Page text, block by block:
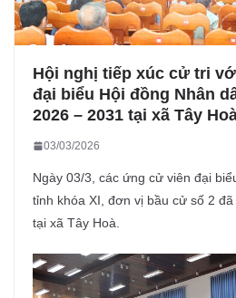
Hội nghị tiếp xúc cử tri
đại biểu Hội đồng Nhân
2026 – 2031 tại xã Tây
03/03/2026
Ngày 03/3, các ứng cử viên đại
tỉnh khóa XI, đơn vị bầu cử số 2
tại xã Tây Hoà.